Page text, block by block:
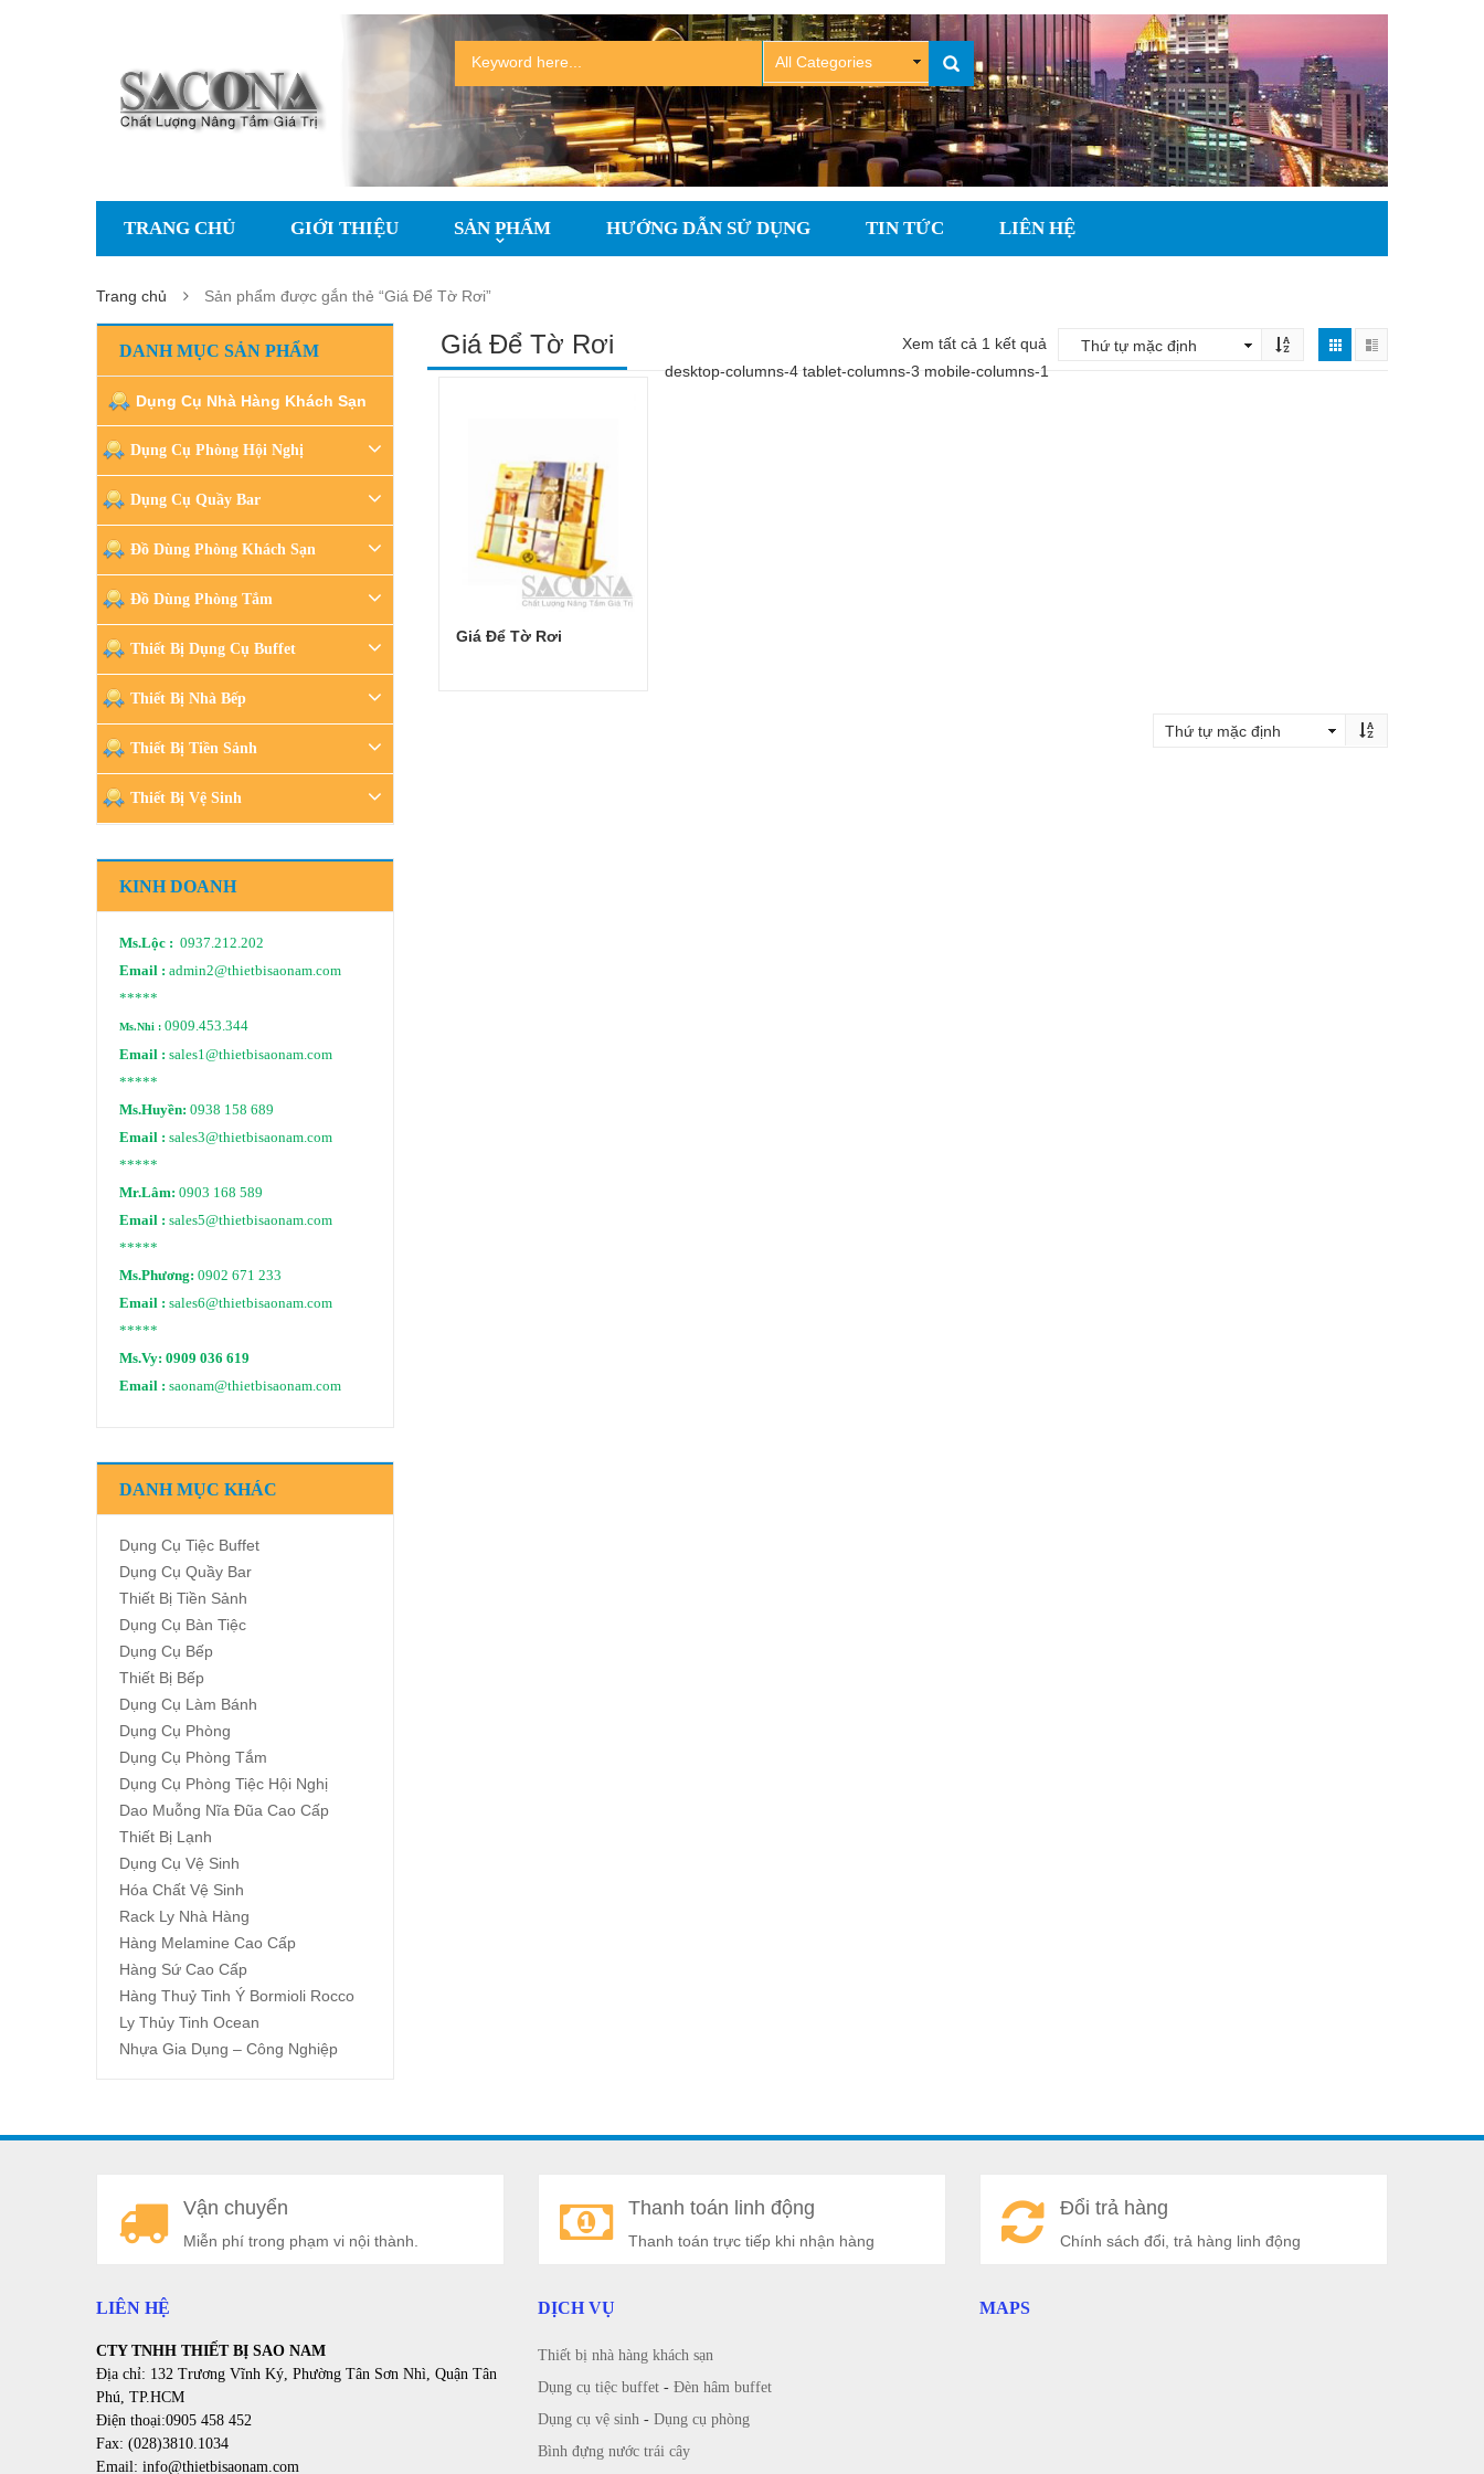
TRANG CHỦ GIỚI THIỆU SẢN PHẨM HƯỚNG DẪN SỬ DỤNG TIN TỨC LIÊN HỆ
Trang chủ Sản phẩm được gắn thẻ “Giá Để Tờ Rơi”
Giá Để Tờ Rơi
Xem tất cả 1 kết quả
desktop-columns-4 tablet-columns-3 mobile-columns-1
Giá Để Tờ Rơi
DANH MỤC SẢN PHẨM
Dụng Cụ Nhà Hàng Khách Sạn
Dụng Cụ Phòng Hội Nghị
Dụng Cụ Quầy Bar
Đồ Dùng Phòng Khách Sạn
Đồ Dùng Phòng Tắm
Thiết Bị Dụng Cụ Buffet
Thiết Bị Nhà Bếp
Thiết Bị Tiền Sảnh
Thiết Bị Vệ Sinh
KINH DOANH
Ms.Lộc : 0937.212.202
Email : admin2@thietbisaonam.com
*****
Ms.Nhi : 0909.453.344
Email : sales1@thietbisaonam.com
*****
Ms.Huyền: 0938 158 689
Email : sales3@thietbisaonam.com
*****
Mr.Lâm: 0903 168 589
Email : sales5@thietbisaonam.com
*****
Ms.Phương: 0902 671 233
Email : sales6@thietbisaonam.com
*****
Ms.Vy: 0909 036 619
Email : saonam@thietbisaonam.com
DANH MỤC KHÁC
Dụng Cụ Tiệc Buffet
Dụng Cụ Quầy Bar
Thiết Bị Tiền Sảnh
Dụng Cụ Bàn Tiệc
Dụng Cụ Bếp
Thiết Bị Bếp
Dụng Cụ Làm Bánh
Dụng Cụ Phòng
Dụng Cụ Phòng Tắm
Dụng Cụ Phòng Tiệc Hội Nghị
Dao Muỗng Nĩa Đũa Cao Cấp
Thiết Bị Lạnh
Dụng Cụ Vệ Sinh
Hóa Chất Vệ Sinh
Rack Ly Nhà Hàng
Hàng Melamine Cao Cấp
Hàng Sứ Cao Cấp
Hàng Thuỷ Tinh Ý Bormioli Rocco
Ly Thủy Tinh Ocean
Nhựa Gia Dụng – Công Nghiệp
Vận chuyển
Miễn phí trong phạm vi nội thành.
LIÊN HỆ
CTY TNHH THIẾT BỊ SAO NAM
Địa chỉ: 132 Trương Vĩnh Ký, Phường Tân Sơn Nhì, Quận Tân
Phú, TP.HCM
Điện thoại:0905 458 452
Fax: (028)3810.1034
Email: info@thietbisaonam.com
Thanh toán linh động
Thanh toán trực tiếp khi nhận hàng
DỊCH VỤ
Thiết bị nhà hàng khách sạn
Dụng cụ tiệc buffet - Đèn hâm buffet
Dụng cụ vệ sinh - Dụng cụ phòng
Bình đựng nước trái cây
Đổi trả hàng
Chính sách đổi, trả hàng linh động
MAPS